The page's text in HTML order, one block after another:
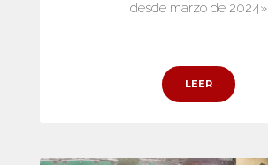
desde marzo de 2024»
LEER